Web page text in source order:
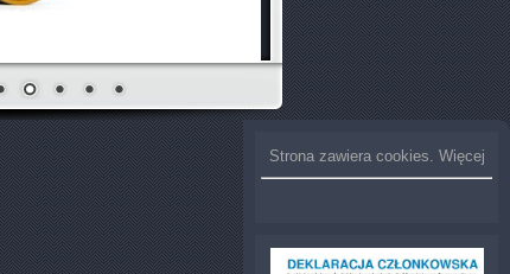
Strona zawiera cookies. Więcej